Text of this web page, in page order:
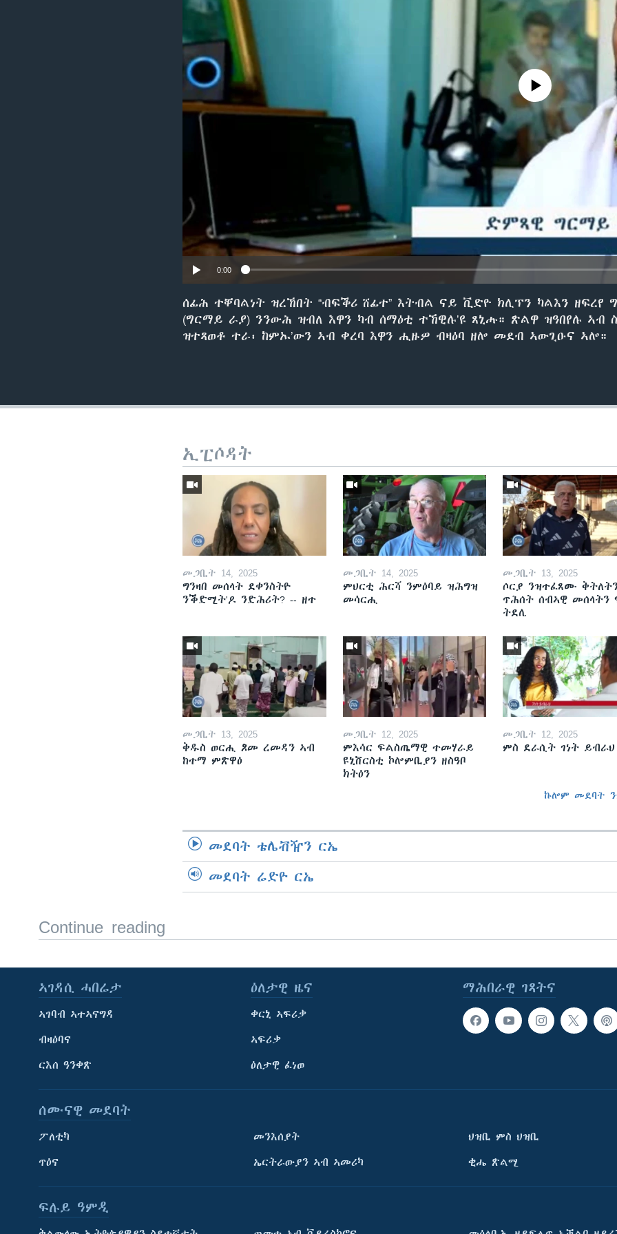
ትምህርቲ እንግሊዝኛ
No media source currently
0:00
ሰፊሕ ተቐባልነት ዝረኸበት “ብፍቕሪ ሸፊተ” እትብል ናይ ቪድዮ ክሊፕን ካልእን ዘፍረየ
(ግርማይ ራያ) ንንውሕ ዝብለ እዋን ካብ ሰማዕቲ ተኸዊሉ’ዩ ጸኒሑ። ጽልዋ ዝዓበየሉ ኣብ
ዝተጻወቶ ተራ፡ ከምኡ’ውን ኣብ ቀረባ እዋን ሒዙዎ ብዛዕባ ዘሎ መደብ ኣውጊዑና ኣሎ።
ኢፒሶዳት
መጋቢት 14, 2025
ግንዛበ መሰላት ደቀንስትዮ
ንቕድሚት'ዶ ንድሕሪት? -- ዘተ
መጋቢት 14, 2025
ምህርቲ ሕርሻ ንምዕባይ ዝሕግዝ
መሳርሒ
መጋቢት 13, 2025
ሶርያ ንዝተፈጸሙ
ጥሕሰት ሰብኣዊ መሰላትን
ትደሊ
መጋቢት 13, 2025
ቅዱስ ወርሒ ጾመ ረመዳን ኣብ
ከተማ ምጽዋዕ
መጋቢት 12, 2025
ምእሳር ፍልስጤማዊ ተመሃራይ
ዩኒቨርስቲ ኮሎምቢያን ዘስዓቦ
ክትዕን
መጋቢት 12, 2025
ምስ ደራሲት ገነት ይብራህ
ኩሎም መደባት
መደባት ቴሌቭዥን ርኤ
መደባት ሬድዮ ርኤ
Continue reading
ማሕበራዊ ገጻትና
ኣገዳሲ ሓበሬታ
ኣገባብ ኣተኣናግዳ
ብዛዕባና
ርእሰ ዓንቀጽ
ዕለታዊ ዜና
ቀርኒ ኣፍሪቃ
ኣፍሪቃ
ዕለታዊ ፈነወ
ሰሙናዊ መደባት
ፖለቲካ
ጥዕና
መንእሰያት
ኤርትራውያን ኣብ ኣመሪካ
ህዝቢ ምስ ህዝቢ
ቂሔ ጽልሚ
ፍሉይ ዓምዲ